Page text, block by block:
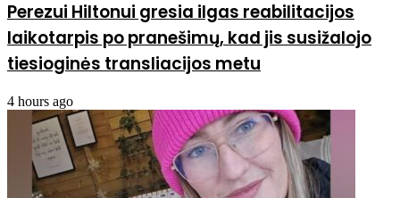
Perezui Hiltonui gresia ilgas reabilitacijos
laikotarpis po pranešimų, kad jis susižalojo
tiesioginės transliacijos metu
4 hours ago